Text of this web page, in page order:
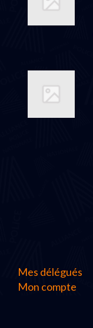
Mes délégués
Mon compte